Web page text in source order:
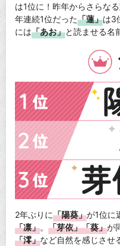
は1位に！昨年からさらな
年連続1位だった「蓮」は3
には「あお」と読ませる名
2年ぶりに「陽葵」が1位に
「凛」。 「芽依」「葵」が
「澪」など自然を感じさせ